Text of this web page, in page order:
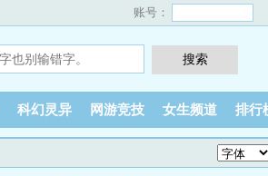
账号：
科幻灵异 网游竞技 女生频道 排行